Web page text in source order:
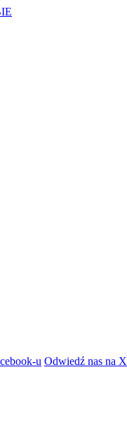
u Odwiedź nas na X